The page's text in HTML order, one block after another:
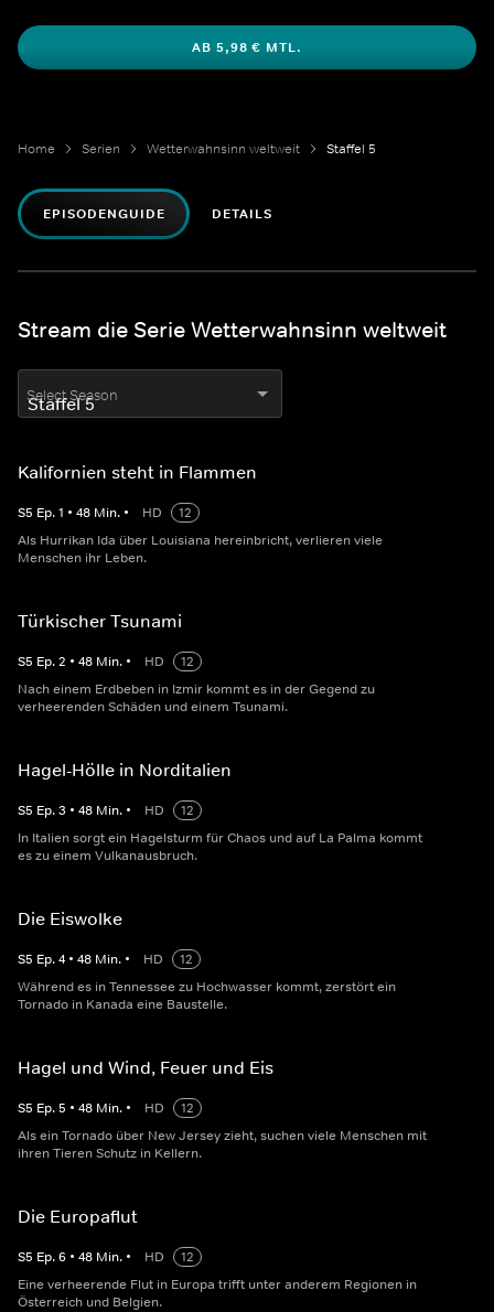
AB 5,98 € MTL.
Home Serien Wetterwahnsinn weltweit Staffel 5
EPISODENGUIDE DETAILS
Stream die Serie Wetterwahnsinn weltweit
Select Season
Kalifornien steht in Flammen
S5 Ep.1 • 48 Min. • HD
12
Als Hurrikan Ida über Louisiana hereinbricht, verlieren viele
Menschen ihr Leben.
Türkischer Tsunami
S5 Ep.2 • 48 Min. • HD
12
Nach einem Erdbeben in Izmir kommt es in der Gegend zu
verheerenden Schäden und einem Tsunami.
Hagel-Hölle in Norditalien
S5 Ep.3 • 48 Min. • HD
12
In Italien sorgt ein Hagelsturm für Chaos und auf La Palma kommt
es zu einem Vulkanausbruch.
Die Eiswolke
S5 Ep.4 • 48 Min. • HD
12
Während es in Tennessee zu Hochwasser kommt, zerstört ein
Tornado in Kanada eine Baustelle.
Hagel und Wind, Feuer und Eis
S5 Ep.5 • 48 Min. • HD
12
Als ein Tornado über New Jersey zieht, suchen viele Menschen mit
ihren Tieren Schutz in Kellern.
Die Europaflut
S5 Ep.6 • 48 Min. • HD
12
Eine verheerende Flut in Europa trifft unter anderem Regionen in
Österreich und Belgien.